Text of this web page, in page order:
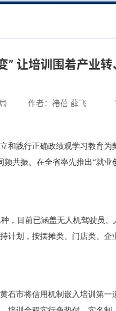
” 让培训围着产业
作者：褚蓓 薛飞
和践行正确政绩观学习教育
共振。在全省率先推出“就
，目前已涵盖无人机驾驶员
划，按摆摊类、门店类、
石市将信用机制嵌入培训第